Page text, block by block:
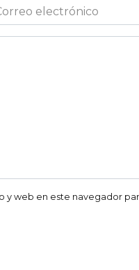
web en este navegador